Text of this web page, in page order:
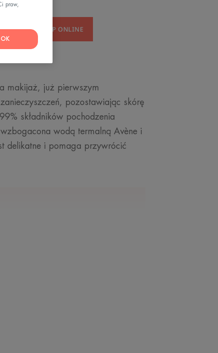
KUP ONLINE
makijaż, już pierwszym
pozostawiając skórę
składników pochodzenia
wodą termalną Avène i
delikatne i pomaga przywrócić
EKSPERTA
praw,
OK